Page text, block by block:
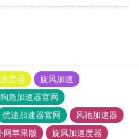
度器
旋风加速
狗急加速器官网
优途加速器官网
风驰加速器
网苹果版
旋风加速度器